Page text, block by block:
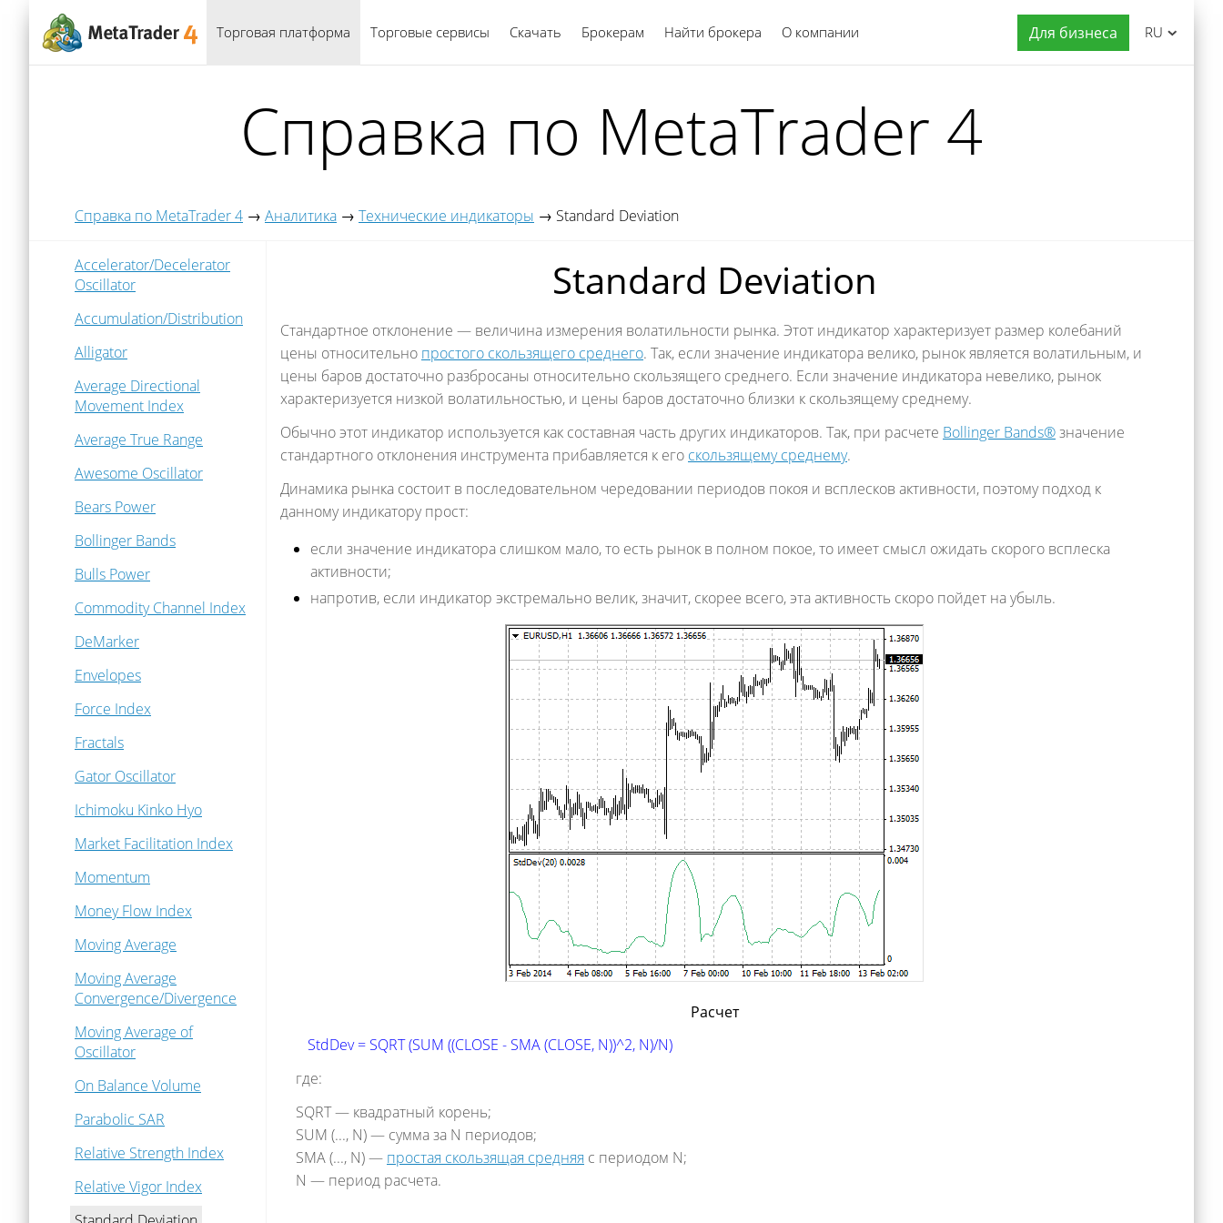
Торговая платформа Торговые сервисы Скачать Брокерам Найти брокера О компании Для бизнеса
Русский RU
Справка по MetaTrader 4
Справка по MetaTrader 4 → Аналитика → Технические индикаторы → Standard Deviation
Accelerator/Decelerator
Oscillator
Accumulation/Distribution
Alligator
Average Directional
Movement Index
Average True Range
Awesome Oscillator
Bears Power
Bollinger Bands
Bulls Power
Commodity Channel Index
DeMarker
Envelopes
Force Index
Fractals
Gator Oscillator
Ichimoku Kinko Hyo
Market Facilitation Index
Momentum
Money Flow Index
Moving Average
Moving Average
Convergence/Divergence
Moving Average of
Oscillator
On Balance Volume
Parabolic SAR
Relative Strength Index
Relative Vigor Index
Standard Deviation
Стандартное отклонение — величина измерения волатильности рынка. Этот индикатор характеризует размер колебаний
цены относительно простого скользящего среднего. Так, если значение индикатора велико, рынок является волатильным, и
цены баров достаточно разбросаны относительно скользящего среднего. Если значение индикатора невелико, рынок
характеризуется низкой волатильностью, и цены баров достаточно близки к скользящему среднему.
Обычно этот индикатор используется как составная часть других индикаторов. Так, при расчете Bollinger Bands®значение
стандартного отклонения инструмента прибавляется к его скользящему среднему.
Динамика рынка состоит в последовательном чередовании периодов покоя и всплесков активности, поэтому подход к
данному индикатору прост:
если значение индикатора слишком мало, то есть рынок в полном покое, то имеет смысл ожидать скорого всплеска
активности;
напротив, если индикатор экстремально велик, значит, скорее всего, эта активность скоро пойдет на убыль.
Расчет
StdDev = SQRT (SUM ((CLOSE - SMA (CLOSE, N))^2, N)/N)
где:
SQRT — квадратный корень;
SUM (..., N) — сумма за N периодов;
SMA (..., N) — простая скользящая средняя с периодом N;
N — период расчета.